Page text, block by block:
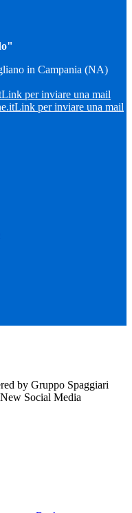
in Campania (NA)
Link per inviare una mail
Link per inviare una mail
by Gruppo Spaggiari
Social Media